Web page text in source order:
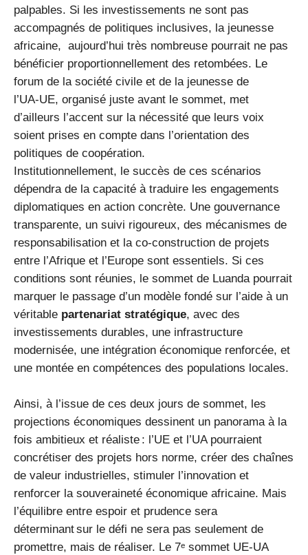
palpables. Si les investissements ne sont pas
accompagnés de politiques inclusives, la jeunesse
africaine, aujourd’hui très nombreuse pourrait ne pas
bénéficier proportionnellement des retombées. Le
forum de la société civile et de la jeunesse de
l’UA‑UE, organisé juste avant le sommet, met
d’ailleurs l’accent sur la nécessité que leurs voix
soient prises en compte dans l’orientation des
politiques de coopération.
Institutionnellement, le succès de ces scénarios
dépendra de la capacité à traduire les engagements
diplomatiques en action concrète. Une gouvernance
transparente, un suivi rigoureux, des mécanismes de
responsabilisation et la co-construction de projets
entre l’Afrique et l’Europe sont essentiels. Si ces
conditions sont réunies, le sommet de Luanda pourrait
marquer le passage d’un modèle fondé sur l’aide à un
véritable partenariat stratégique, avec des
investissements durables, une infrastructure
modernisée, une intégration économique renforcée, et
une montée en compétences des populations locales.
Ainsi, à l’issue de ces deux jours de sommet, les
projections économiques dessinent un panorama à la
fois ambitieux et réaliste : l’UE et l’UA pourraient
concrétiser des projets hors norme, créer des chaînes
de valeur industrielles, stimuler l’innovation et
renforcer la souveraineté économique africaine. Mais
l’équilibre entre espoir et prudence sera
déterminant sur le défi ne sera pas seulement de
promettre, mais de réaliser. Le 7ᵉ sommet UE‑UA